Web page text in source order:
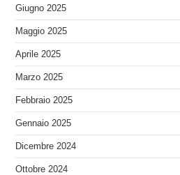
Giugno 2025
Maggio 2025
Aprile 2025
Marzo 2025
Febbraio 2025
Gennaio 2025
Dicembre 2024
Ottobre 2024